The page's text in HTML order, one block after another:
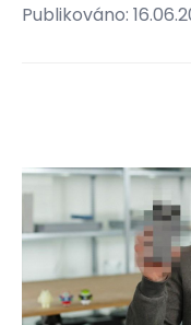
Publikováno: